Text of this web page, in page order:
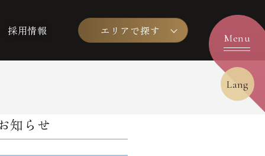
採用情報 エリアで探す
Lang
知らせ